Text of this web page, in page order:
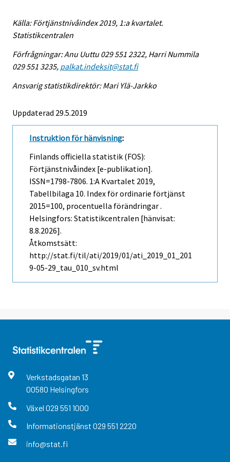
Källa: Förtjänstnivåindex 2019, 1:a kvartalet.
Statistikcentralen
Förfrågningar: Anu Uuttu 029 551 2322, Harri Nummila
029 551 3235, palkat.indeksit@stat.fi
Ansvarig statistikdirektör: Mari Ylä-Jarkko
Uppdaterad 29.5.2019
Instruktion för hänvisning:
Finlands officiella statistik (FOS):
Förtjänstnivåindex [e-publikation].
ISSN=1798-7806. 1:a Kvartalet 2019,
Tabellbilaga 10. Index för ordinarie förtjänst
2015=100, procentuella förändringar .
Helsingfors: Statistikcentralen [hänvisat:
8.8.2026].
Åtkomstsätt:
http://stat.fi/til/ati/2019/01/ati_2019_01_201
9-05-29_tau_010_sv.html
Verkstadsgatan 13
00580 Helsingfors
Växel 029 551 1000
Informationstjänst 029 551 2220
info@stat.fi